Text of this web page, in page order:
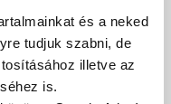
és a neked
tudjuk szabni, de
illetve az
is.